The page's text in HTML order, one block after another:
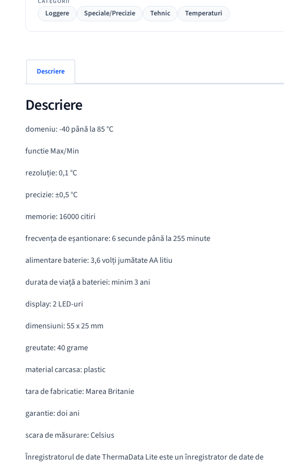
Loggere Speciale/Precizie Tehnic Temperaturi
Descriere
Descriere
domeniu: -40 până la 85 °C
functie Max/Min
rezoluție: 0,1 °C
precizie: ±0,5 °C
memorie: 16000 citiri
frecvența de eșantionare: 6 secunde până la 255 minute
alimentare baterie: 3,6 volți jumătate AA litiu
durata de viață a bateriei: minim 3 ani
display: 2 LED-uri
dimensiuni: 55 x 25 mm
greutate: 40 grame
material carcasa: plastic
tara de fabricatie: Marea Britanie
garantie: doi ani
scara de măsurare: Celsius
Înregistratorul de date ThermaData Lite este un înregistrator de date de